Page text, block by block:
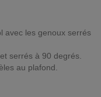
avec les genoux serrés
serrés à 90 degrés.
au plafond.